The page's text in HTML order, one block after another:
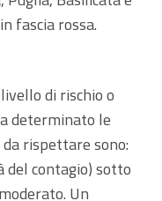
fascia rossa.
di rischio o
determinato le
rispettare sono:
del contagio) sotto
Un